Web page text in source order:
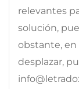
relevantes
solución,
obstante, en
desplazar,